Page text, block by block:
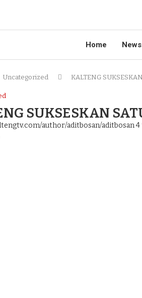
Home News
Uncategorized KALTENG
SUKSESKAN
author/aditbosan/aditbosan4